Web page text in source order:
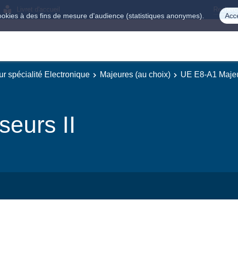
à des fins de mesure d'audience (statistiques anonymes).
Livret d'accueil
spécialité Electronique Majeures (au choix)
UE E8-A1
II